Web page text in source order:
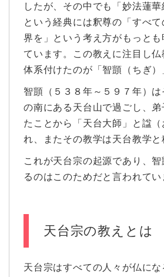
したが、その中でも「妙法蓮華
という経典には釈尊の「すべ
界を」という考え方がもっと
ています。この教えに注目し
体系付けたのが「智顗（ちぎ）
智顗（５３８年～５９７年）は
の南にある天台山で過ごし、
たことから「天台大師」と諡（
れ、またその教学は天台教学と
これが天台宗の起源であり、智
るのはこのためだと言われてい
天台宗の教えとは
天台宗はすべての人々が仏にな